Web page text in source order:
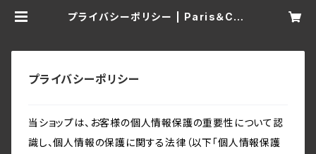
プライバシーポリシー | Paris＆Can
プライバシーポリシー
当ショップは、お客様の個人情報保護の重要性について認
識し、個人情報の保護に関する法律（以下「個人情報保護